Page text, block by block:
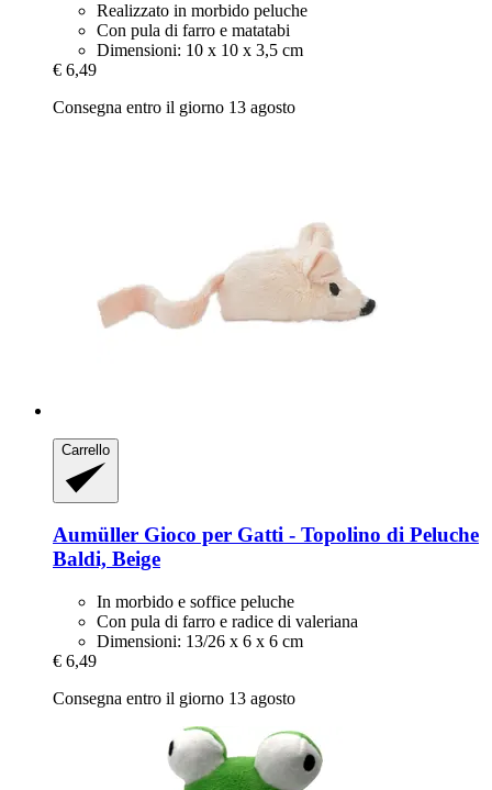
Realizzato in morbido peluche
Con pula di farro e matatabi
Dimensioni: 10 x 10 x 3,5 cm
€ 6,49
Consegna entro il giorno 13 agosto
Carrello
Aumüller Gioco per Gatti -​ Topolino di Peluche
Baldi, Beige
In morbido e soffice peluche
Con pula di farro e radice di valeriana
Dimensioni: 13/26 x 6 x 6 cm
€ 6,49
Consegna entro il giorno 13 agosto